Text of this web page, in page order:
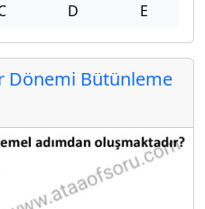
D E
Dönemi Bütünleme